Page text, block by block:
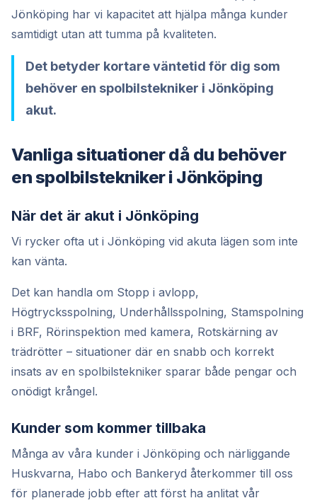
Jönköping har vi kapacitet att hjälpa många kunder
samtidigt utan att tumma på kvaliteten.
Det betyder kortare väntetid för dig som
behöver en spolbilstekniker i Jönköping
akut.
Vanliga situationer då du behöver
en spolbilstekniker i Jönköping
När det är akut i Jönköping
Vi rycker ofta ut i Jönköping vid akuta lägen som inte
kan vänta.
Det kan handla om Stopp i avlopp,
Högtrycksspolning, Underhållsspolning, Stamspolning
i BRF, Rörinspektion med kamera, Rotskärning av
trädrötter – situationer där en snabb och korrekt
insats av en spolbilstekniker sparar både pengar och
onödigt krångel.
Kunder som kommer tillbaka
Många av våra kunder i Jönköping och närliggande
Huskvarna, Habo och Bankeryd återkommer till oss
för planerade jobb efter att först ha anlitat vår